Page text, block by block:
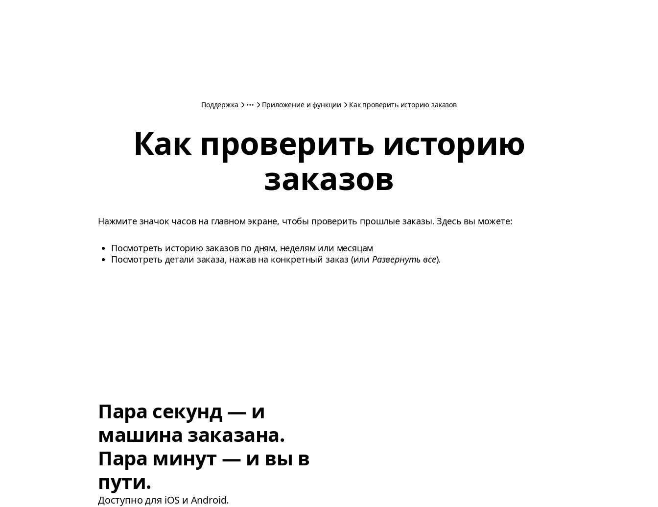
Поддержка Приложение и функции Как проверить историю заказов
Как проверить историю
заказов
Нажмите значок часов на главном экране, чтобы проверить прошлые заказы. Здесь вы можете:
Посмотреть историю заказов по дням, неделям или месяцам
Посмотреть детали заказа, нажав на конкретный заказ (или Развернуть все).
Пара секунд — и
машина заказана.
Пара минут — и вы в
пути.
Доступно для iOS и Android.